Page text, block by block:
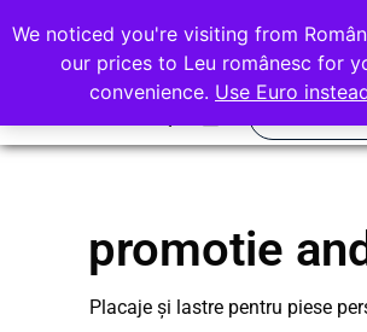
+40 736 388
promotie
Placaje și lastre pentru piese
We noticed you're visiting from
our prices to Leu românesc for
convenience. Use Euro